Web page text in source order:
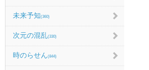
未来予知(360)
次元の混乱(330)
時のらせん(844)